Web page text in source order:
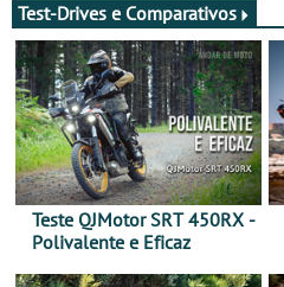
Test-Drives e Comparativos
Teste QJMotor SRT 450RX -
Polivalente e Eficaz